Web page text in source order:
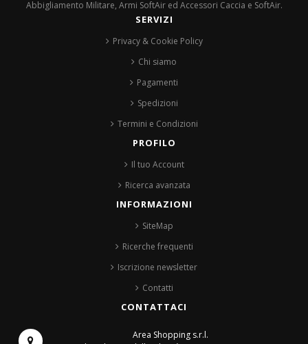
Abbigliamento Militare, Armi SoftAir ed Accessori Caccia e SoftAir.
SERVIZI
Privacy & Cookie Policy
Chi siamo
Pagamenti
Spedizioni
Termini e Condizioni
PROFILO
Il tuo Account
Ricerca avanzata
INFORMAZIONI
SiteMap
Ricerche frequenti
Iscrizione newsletter
Contatti
CONTATTACI
Area Shopping s.r.l.